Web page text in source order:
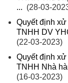
... (28-03-
Quyết định
TNHH DV
(22-03-2023)
Quyết định
TNHH Nhà
(16-03-2023)